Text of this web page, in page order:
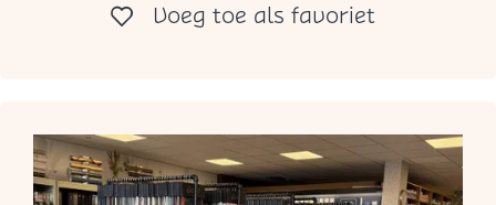
T
a
s
Voeg toe als favoriet